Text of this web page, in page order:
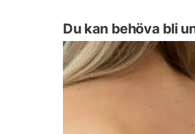
Du kan behöva bli